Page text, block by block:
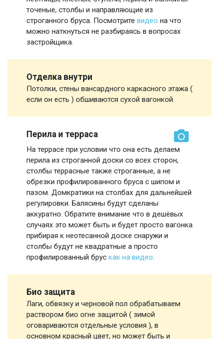
точеные, столбы и направляющие из
строганного бруса. Посмотрите видео на что
можно наткнуться не разбираясь в вопросах
застройщика.
Отделка внутри
Потолки, стены вансардного каркасного этажа (
если он есть ) обшиваются сухой вагонкой.
Перила и терраса
На террасе при условии что она есть делаем
перила из строганной доски со всех сторон,
столбы террасные также строганные, а не
обрезки профилированного бруса с шипом и
пазом. Домкратики на столбах для дальнейшей
регулировки. Балясины будут сделаны
аккуратно. Обратите внимание что в дешёвых
случаях это может быть и будет просто вагонка
прибирая к неотесанной доске снаружи и
столбы будут не квадратные а просто
профилированный брус как на видео.
Био защита
Лаги, обвязку и черновой пол обрабатываем
раствором био огне защитой ( зимой
оговариваются отдельные условия ), в
основном красный цвет, но может быть и